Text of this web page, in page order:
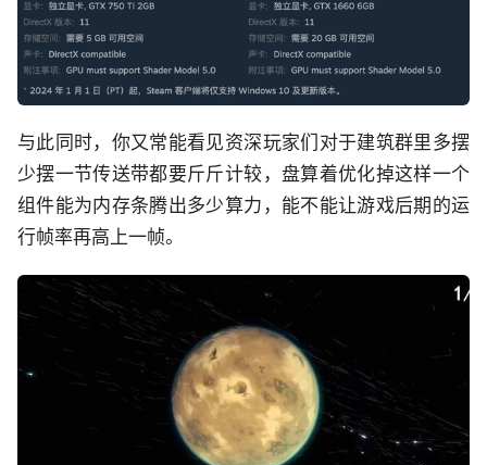
与此同时，你又常能看见资深玩家们对于建筑群里多摆
少摆一节传送带都要斤斤计较，盘算着优化掉这样一个
组件能为内存条腾出多少算力，能不能让游戏后期的运
行帧率再高上一帧。